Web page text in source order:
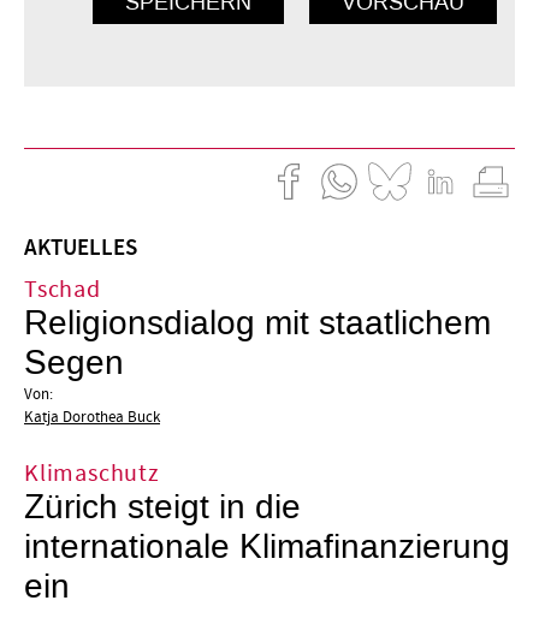
AKTUELLES
Tschad
Religionsdialog mit staatlichem
Segen
Von:
Katja Dorothea Buck
Klimaschutz
Zürich steigt in die
internationale Klimafinanzierung
ein